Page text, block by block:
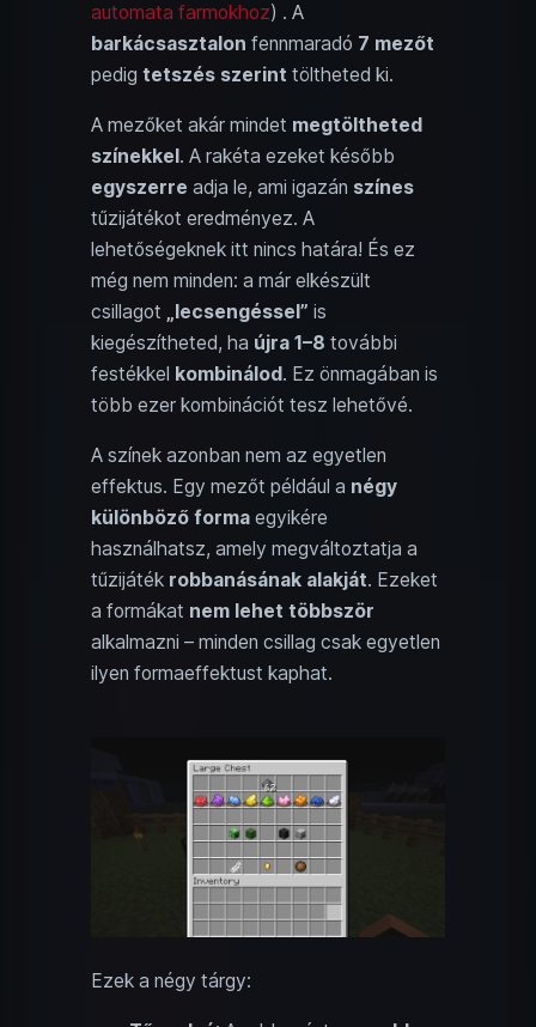
automata farmokhoz) . A
barkácsasztalon fennmaradó 7 mezőt
pedig tetszés szerint töltheted ki.
A mezőket akár mindet megtöltheted
színekkel . A rakéta ezeket később
egyszerre adja le, ami igazán színes
tűzijátékot eredményez. A
lehetőségeknek itt nincs határa! És ez
még nem minden: a már elkészült
csillagot „lecsengéssel” is
kiegészítheted, ha újra 1–8 további
festékkel kombinálod . Ez önmagában is
több ezer kombinációt tesz lehetővé.
A színek azonban nem az egyetlen
effektus. Egy mezőt például a négy
különböző forma egyikére
használhatsz, amely megváltoztatja a
tűzijáték robbanásának alakját. Ezeket
a formákat nem lehet többször
alkalmazni – minden csillag csak egyetlen
ilyen formaeffektust kaphat.
Ezek a négy tárgy: